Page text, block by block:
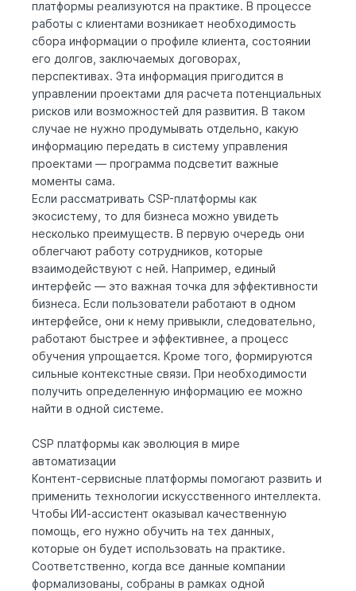
платформы реализуются на практике. В процессе
работы с клиентами возникает необходимость
сбора информации о профиле клиента, состоянии
его долгов, заключаемых договорах,
перспективах. Эта информация пригодится в
управлении проектами для расчета потенциальных
рисков или возможностей для развития. В таком
случае не нужно продумывать отдельно, какую
информацию передать в систему управления
проектами — программа подсветит важные
моменты сама.
Если рассматривать CSP-платформы как
экосистему, то для бизнеса можно увидеть
несколько преимуществ. В первую очередь они
облегчают работу сотрудников, которые
взаимодействуют с ней. Например, единый
интерфейс — это важная точка для эффективности
бизнеса. Если пользователи работают в одном
интерфейсе, они к нему привыкли, следовательно,
работают быстрее и эффективнее, а процесс
обучения упрощается. Кроме того, формируются
сильные контекстные связи. При необходимости
получить определенную информацию ее можно
найти в одной системе.
CSP платформы как эволюция в мире
автоматизации
Контент-сервисные платформы помогают развить и
применить технологии искусственного интеллекта.
Чтобы ИИ-ассистент оказывал качественную
помощь, его нужно обучить на тех данных,
которые он будет использовать на практике.
Соответственно, когда все данные компании
формализованы, собраны в рамках одной